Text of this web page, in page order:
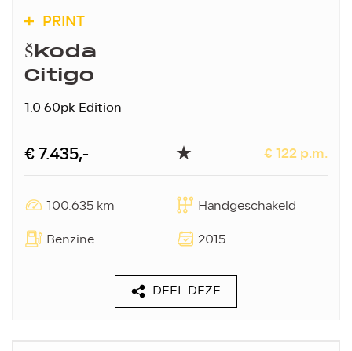
PRINT
Škoda
Citigo
1.0 60pk Edition
€ 7.435,- € 122 p.m.
100.635 km
Handgeschakeld
Benzine
2015
DEEL DEZE